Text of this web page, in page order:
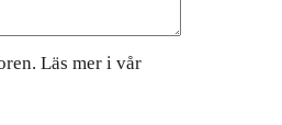
Läs mer i vår